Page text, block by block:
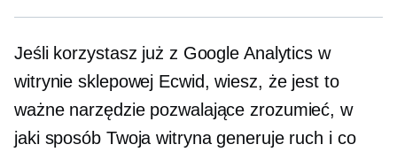
Jeśli korzystasz już z Google Analytics w
witrynie sklepowej Ecwid, wiesz, że jest to
ważne narzędzie pozwalające zrozumieć, w
jaki sposób Twoja witryna generuje ruch i co